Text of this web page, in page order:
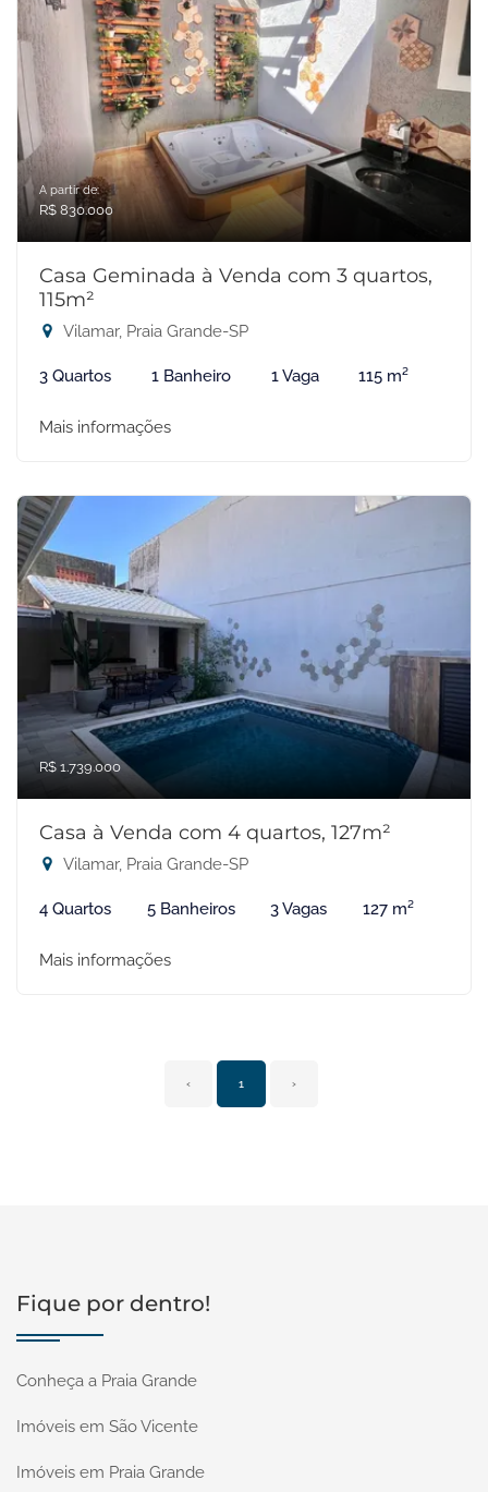
A partir de:
R$ 830.000
Casa Geminada à Venda com 3 quartos,
115m²
Vilamar, Praia Grande-SP
3 Quartos 1 Banheiro 1 Vaga 115 m²
Mais informações
R$ 1.739.000
Casa à Venda com 4 quartos, 127m²
Vilamar, Praia Grande-SP
4 Quartos 5 Banheiros 3 Vagas 127 m²
Mais informações
‹ 1 ›
Fique por dentro!
Conheça a Praia Grande
Imóveis em São Vicente
Imóveis em Praia Grande